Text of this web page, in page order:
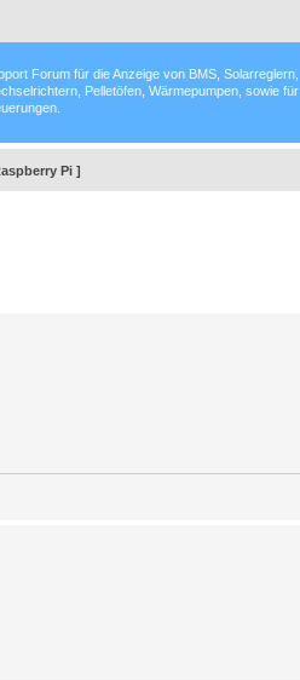
Forum für die Anzeige von BMS, Solarreglern,
Pelletöfen, Wärmepumpen, sowie für
Pi ]